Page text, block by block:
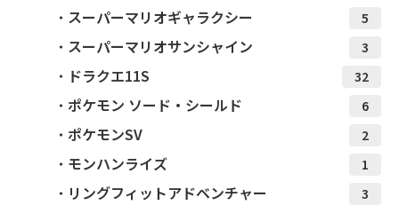
スーパーマリオギャラクシー 5
スーパーマリオサンシャイン 3
ドラクエ11S 32
ポケモン ソード・シールド 6
ポケモンSV 2
モンハンライズ 1
リングフィットアドベンチャー 3